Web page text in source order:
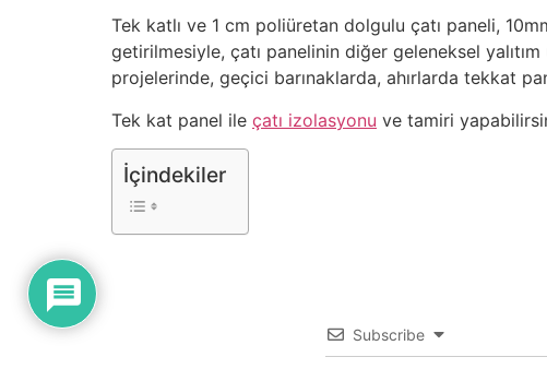
Tek katlı ve 1 cm poliüretan dolgulu çatı paneli,
getirilmesiyle, çatı panelinin diğer geleneksel
projelerinde, geçici barınaklarda, ahırlarda tekkat
Tek kat panel ile çatı izolasyonu ve tamiri
İçindekiler
Subscribe